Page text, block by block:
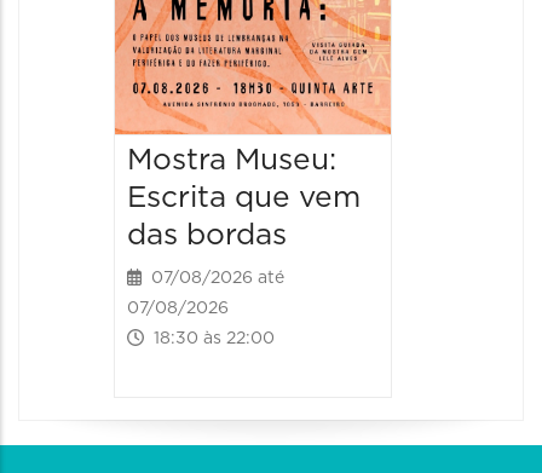
Mostra Museu:
Escrita que vem
das bordas
07/08/2026 até
07/08/2026
18:30 às 22:00